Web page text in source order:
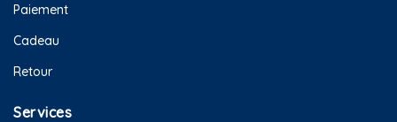
Paiement
Cadeau
Retour
Services